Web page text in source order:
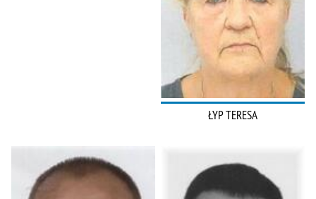
ŁYP TERESA